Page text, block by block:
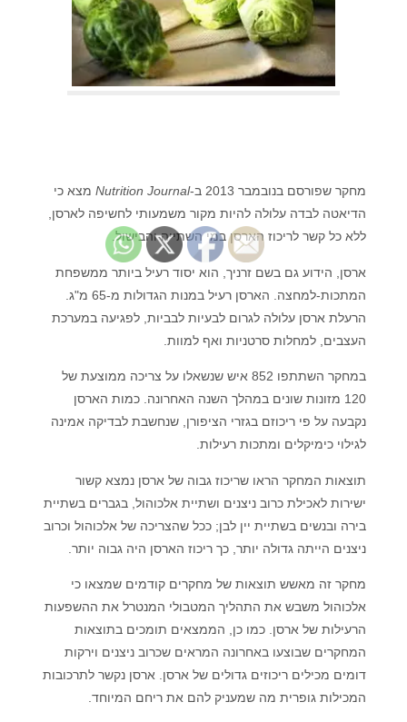
מחקר שפורסם בנובמבר 2013 ב- Nutrition Journalמצא כי
הדיאטה לבדה עלולה להיות מקור משמעותי לחשיפה לארסן,
ללא כל קשר לריכוז הארסן במי השתייה והבישול.
ארסן, הידוע גם בשם זרניך, הוא יסוד רעיל ביותר ממשפחת
המתכות-למחצה. הארסן רעיל במנות הגדולות מ-65 מ"ג.
הרעלת ארסן עלולה לגרום לבעיות לבביות, לפגיעה במערכת
העצבים, למחלות סרטניות ואף למוות.
במחקר השתתפו 852 איש שנשאלו על צריכה ממוצעת של
120 מזונות שונים במהלך השנה האחרונה. כמות הארסן
נקבעה על פי ריכוזם בגזרי הציפורן, שנחשבת לבדיקה אמינה
לגילוי כימיקלים ומתכות רעילות.
תוצאות המחקר הראו שריכוז גבוה של ארסן נמצא קשור
ישירות לאכילת כרוב ניצנים ושתיית אלכוהול, בגברים בשתיית
בירה ובנשים בשתיית יין לבן; ככל שהצריכה של אלכוהול וכרוב
ניצנים הייתה גדולה יותר, כך ריכוז הארסן היה גבוה יותר.
מחקר זה מאשש תוצאות של מחקרים קודמים שמצאו כי
אלכוהול משבש את התהליך המטבולי המנטרל את ההשפעות
הרעילות של ארסן. כמו כן, הממצאים תומכים בתוצאות
המחקרים שבוצעו באחרונה המראים שכרוב ניצנים וירקות
דומים מכילים ריכוזים גדולים של ארסן. ארסן נקשר לתרכובות
המכילות גופרית מה שמעניק להם את ריחם המיוחד.